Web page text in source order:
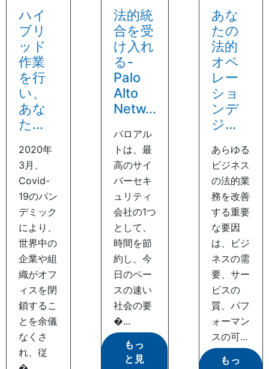
ハイ
ブリ
ッド
作業
を行
い、
あな
た...
2020年
3月、
Covid-
19のパン
デミック
により、
世界中の
企業や組
織がオフ
ィスを閉
鎖するこ
とを余儀
なくさ
れ、従
法的統
合を受
け入れ
る-
Palo
Alto
Netw...
パロアル
トは、最
高のサイ
バーセキ
ュリティ
会社の1つ
として、
時間を節
約し、今
日のペー
スの速い
社会の要
�...
もっ
と見
あな
たの
法的
オペ
レー
ショ
ンデ
ジ...
あらゆる
ビジネス
の法的業
務を改善
する重要
な要因
は、ビジ
ネスの需
要、サー
ビスの
質、パフ
ォーマン
スの可...
もっ